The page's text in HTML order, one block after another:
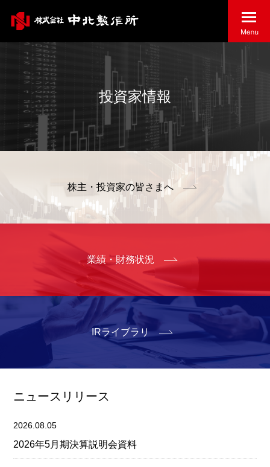
投資家情報
株主・投資家の皆さまへ
業績・財務状況
IRライブラリ
ニュースリリース
2026.08.05
2026年5月期決算説明会資料